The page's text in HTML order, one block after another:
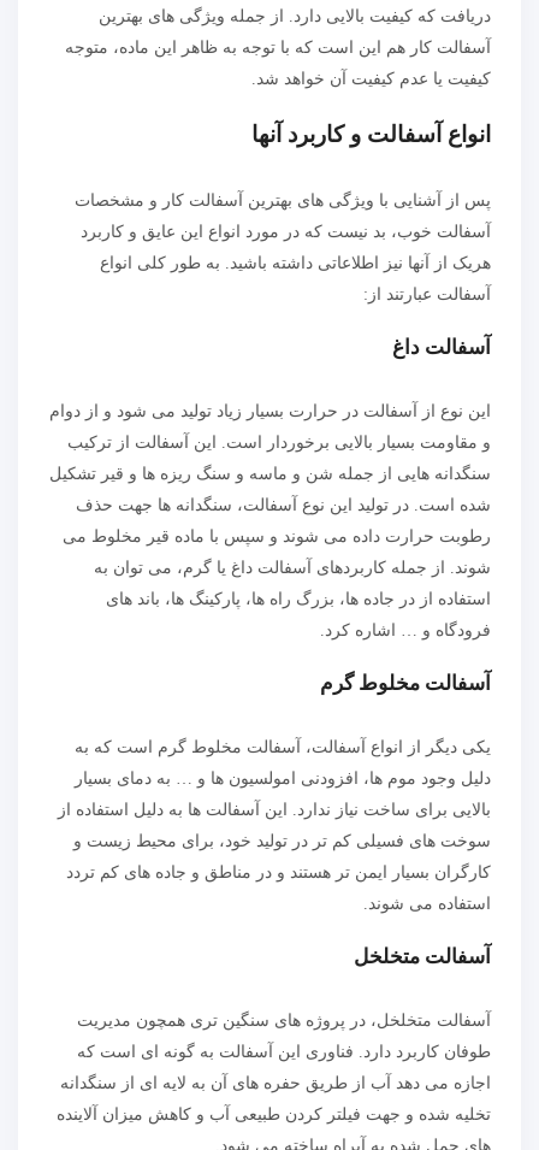
دریافت که کیفیت بالایی دارد. از جمله ویژگی های بهترین
آسفالت کار هم این است که با توجه به ظاهر این ماده، متوجه
کیفیت یا عدم کیفیت آن خواهد شد.
انواع آسفالت و کاربرد آنها
پس از آشنایی با ویژگی های بهترین آسفالت کار و مشخصات
آسفالت خوب، بد نیست که در مورد انواع این عایق و کاربرد
هریک از آنها نیز اطلاعاتی داشته باشید. به طور کلی انواع
آسفالت عبارتند از:
آسفالت داغ
این نوع از آسفالت در حرارت بسیار زیاد تولید می‌ شود و از دوام
و مقاومت بسیار بالایی برخوردار است. این آسفالت از ترکیب
سنگدانه هایی از جمله شن و ماسه و سنگ ریزه ها و قیر تشکیل
شده است. در تولید این نوع آسفالت، سنگدانه ها جهت حذف
رطوبت حرارت داده می‌ شوند و سپس با ماده‌ قیر مخلوط می
شوند. از جمله کاربردهای آسفالت داغ یا گرم، می‌ توان به
استفاده از در جاده‌ ها، بزرگ‌ راه‌ ها، پارکینگ‌ ها، باند های
فرودگاه و … اشاره کرد.
آسفالت مخلوط گرم
یکی دیگر از انواع آسفالت، آسفالت مخلوط گرم است که به‌
دلیل وجود موم ها، افزودنی امولسیون ها و … به دمای بسیار
بالایی برای ساخت نیاز ندارد. این آسفالت‌ ها به‌ دلیل استفاده از
سوخت‌ های فسیلی کم‌ تر در تولید خود، برای محیط‌ زیست و
کارگران بسیار ایمن‌ تر هستند و در مناطق و جاده‌ های کم تردد
استفاده می‌ شوند.
آسفالت متخلخل
آسفالت متخلخل، در پروژه های سنگین تری همچون مدیریت
طوفان کاربرد دارد. فناوری این آسفالت به‌ گونه‌ ای است که
اجازه می‌ دهد آب از طریق حفره های آن به لایه‌ ای از سنگدانه
تخلیه شده و جهت فیلتر کردن طبیعی آب و کاهش میزان آلاینده
های حمل شده به آبراه ساخته می‌ شود.